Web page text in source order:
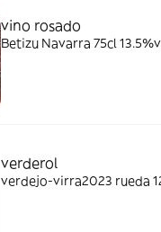
vino rosado
Betizu Navarra 75cl
verderol
verdejo-virra2023 rueda